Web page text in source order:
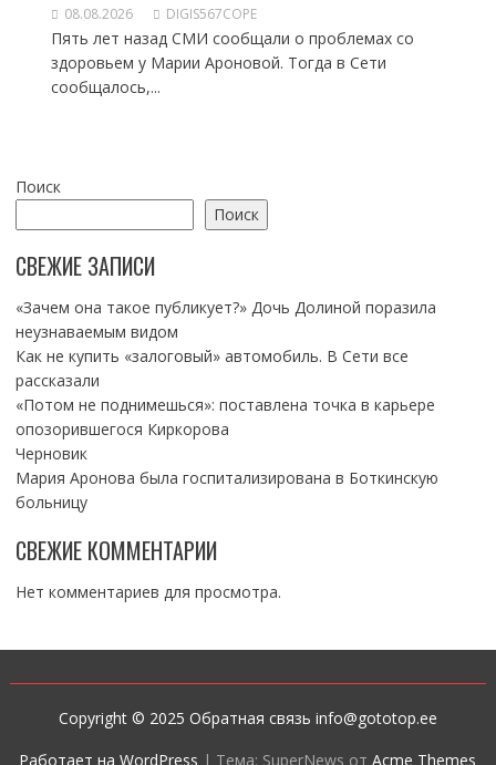
08.08.2026 DIGIS567COPE
Пять лет назад СМИ сообщали о проблемах со
здоровьем у Марии Ароновой. Тогда в Сети
сообщалось,...
Поиск
Поиск
СВЕЖИЕ ЗАПИСИ
«Зачем она такое публикует?» Дочь Долиной поразила
неузнаваемым видом
Как не купить «залоговый» автомобиль. В Сети все
рассказали
«Потом не поднимешься»: поставлена точка в карьере
опозорившегося Киркорова
Черновик
Мария Аронова была госпитализирована в Боткинскую
больницу
СВЕЖИЕ КОММЕНТАРИИ
Нет комментариев для просмотра.
Copyright © 2025 Обратная связь info@gototop.ee
Работает на WordPress | Тема: SuperNews отAcme Themes